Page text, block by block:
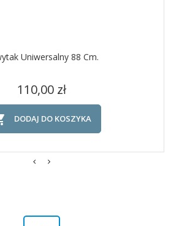
Uniwersalny 88 Cm.
Cena
110,00 zł
DODAJ DO KOSZYKA